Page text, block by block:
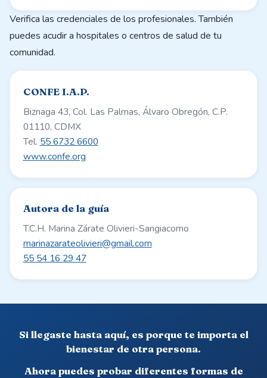
Verifica las credenciales de los profesionales. También
puedes acudir a hospitales o centros de salud de tu
comunidad.
CONFE I.A.P.
Biznaga 43, Col. Las Palmas, Álvaro Obregón, C.P.
01110, CDMX
Tel. 55 6732 6600
www.confe.org
Autora de la guía
T.C.H. Marina Zárate Olivieri-Sangiacomo
marinazarateolivieri@gmail.com
55 54 16 29 47
Si llegaste hasta aquí, es porque te importa el
bienestar de otra persona.
Ahora puedes probar diferentes formas de